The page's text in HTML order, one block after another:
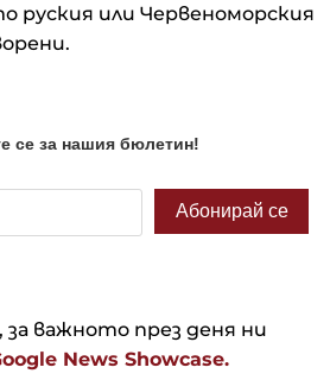
руския или Червеноморския
за важното през деня ни
News Showcase.